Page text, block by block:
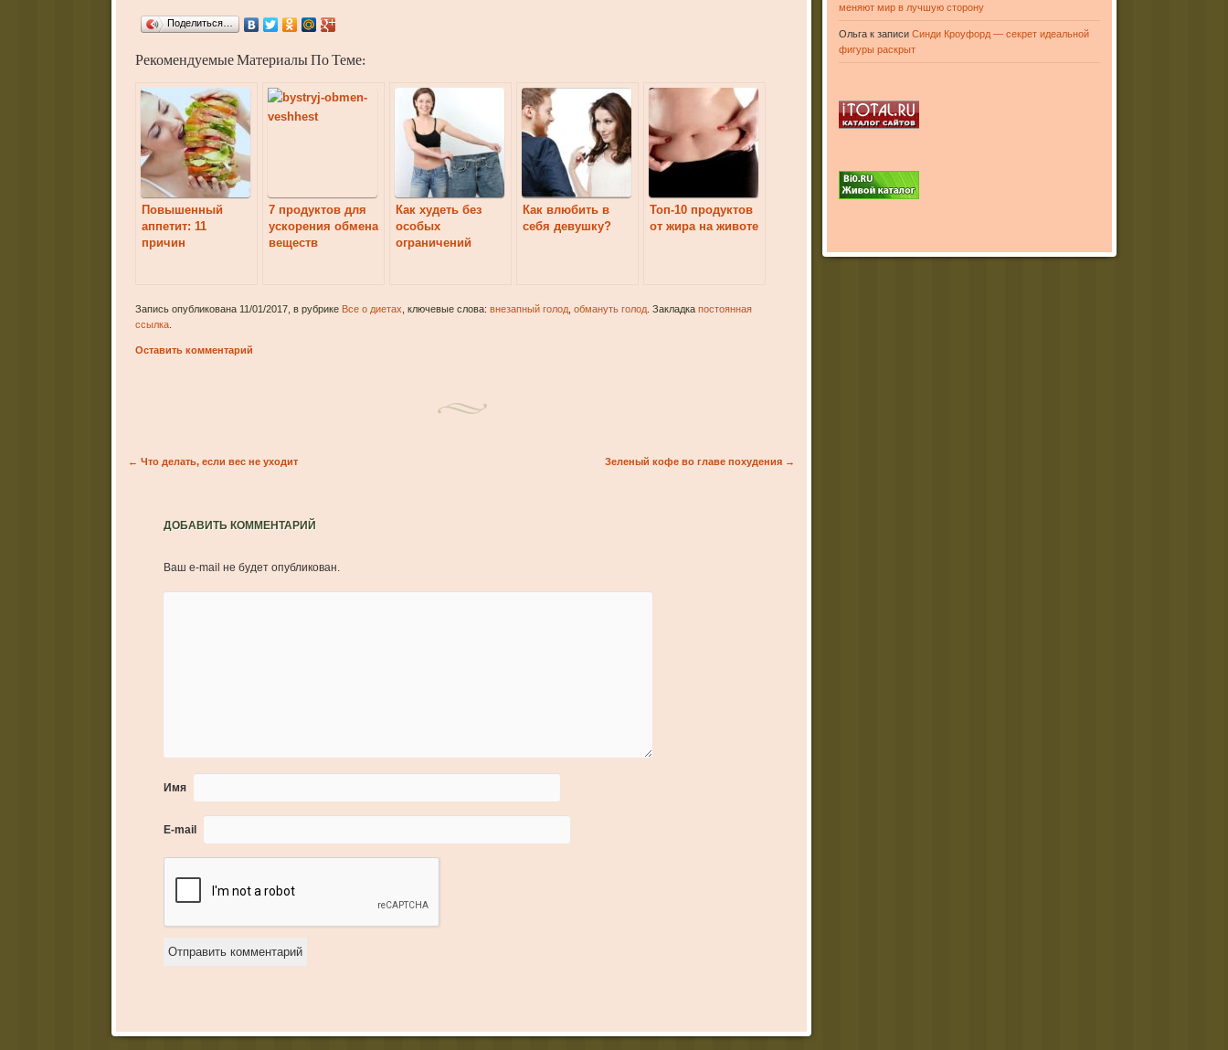
Поделиться…
Рекомендуемые Материалы По Теме:
Повышенный
аппетит: 11
причин
7 продуктов для
ускорения обмена
веществ
Как худеть без
особых
ограничений
Как влюбить в
себя девушку?
Топ-10 продуктов
от жира на животе
Запись опубликована 11/01/2017, в рубрике Все о диетах , ключевые слова: внезапный голод, обмануть голод. Закладка постоянная
ссылка.
Оставить комментарий
Post navigation
← Что делать, если вес не уходит Зеленый кофе во главе похудения →
ДОБАВИТЬ КОММЕНТАРИЙ
Ваш e-mail не будет опубликован.
Имя
E-mail
меняют мир в лучшую сторону
Ольга к записиСинди Кроуфорд — секрет идеальной
фигуры раскрыт